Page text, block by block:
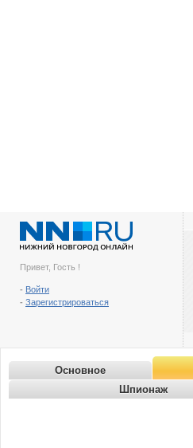
Привет, Гость !
- Войти
- Зарегистрироваться
Основное
Шпионаж